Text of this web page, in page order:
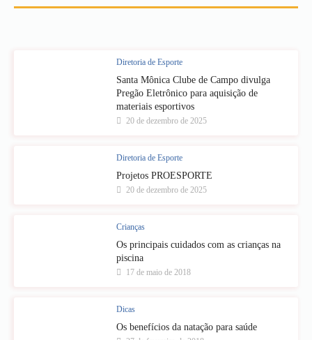
Diretoria de Esporte
Santa Mônica Clube de Campo divulga
Pregão Eletrônico para aquisição de
materiais esportivos
20 de dezembro de 2025
Diretoria de Esporte
Projetos PROESPORTE
20 de dezembro de 2025
Crianças
Os principais cuidados com as crianças na
piscina
17 de maio de 2018
Dicas
Os benefícios da natação para saúde